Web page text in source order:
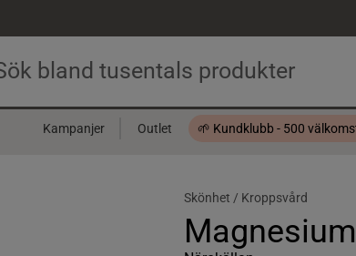
Kampanjer Outlet 🌱 Kundklubb - 500
Skönhet / Kroppsvård